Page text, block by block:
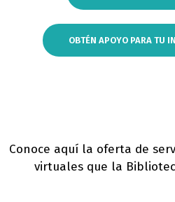
OBTÉN APOYO PARA TU
Conoce aquí la oferta de
virtuales que la